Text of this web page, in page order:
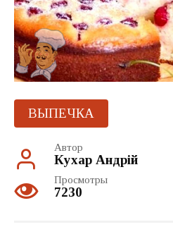
ВЫПЕЧКА
Автор
Кухар Андрій
Просмотры
7230